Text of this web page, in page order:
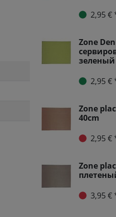
2,95 €
Zone
зеленый
2,95 €
Zone
40cm
2,95 €
Zone
3,95 €